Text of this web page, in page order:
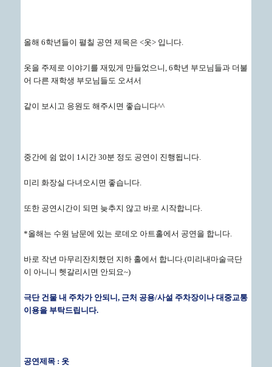
올해 6학년들이 펼칠 공연 제목은 <옷> 입니다.
옷을 주제로 이야기를 재밌게 만들었으니, 6학년 부모님들과 더불
어 다른 재학생 부모님들도 오셔서
같이 보시고 응원도 해주시면 좋습니다^^
중간에 쉼 없이 1시간 30분 정도 공연이 진행됩니다.
미리 화장실 다녀오시면 좋습니다.
또한 공연시간이 되면 늦추지 않고 바로 시작합니다.
*올해는 수원 남문에 있는 로데오 아트홀에서 공연을 합니다.
바로 작년 마무리잔치했던 지하 홀에서 합니다.(미리내마술극단
이 아니니 헷갈리시면 안되요~)
극단 건물 내 주차가 안되니, 근처 공용/사설 주차장이나 대중교통
이용을 부탁드립니다.
공연제목 : 옷